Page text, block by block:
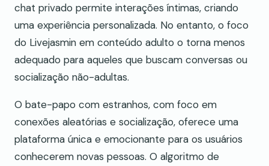
chat privado permite interações íntimas, criando
uma experiência personalizada. No entanto, o foco
do Livejasmin em conteúdo adulto o torna menos
adequado para aqueles que buscam conversas ou
socialização não-adultas.
O bate-papo com estranhos, com foco em
conexões aleatórias e socialização, oferece uma
plataforma única e emocionante para os usuários
conhecerem novas pessoas. O algoritmo de